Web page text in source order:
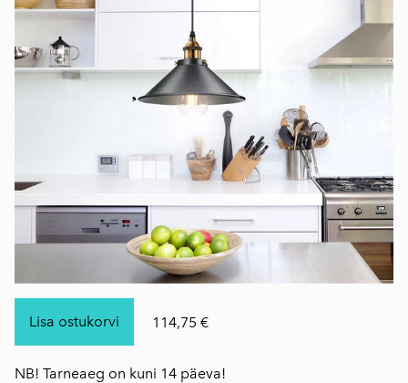
Lisa ostukorvi 114,75 €
NB! Tarneaeg on kuni 14 päeva!